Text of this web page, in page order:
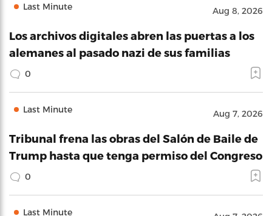
Last Minute Aug 8, 2026
Los archivos digitales abren las puertas a los
alemanes al pasado nazi de sus familias
0
Last Minute Aug 7, 2026
Tribunal frena las obras del Salón de Baile de
Trump hasta que tenga permiso del Congreso
0
Last Minute